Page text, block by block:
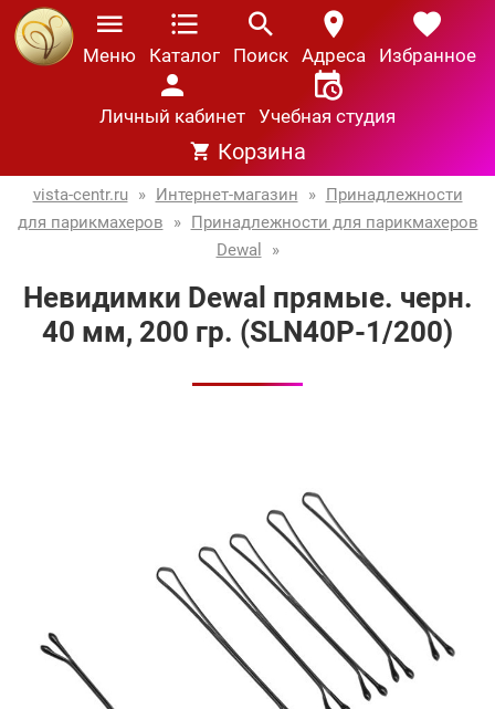
Меню Каталог Поиск Адреса Избранное
Личный кабинет Учебная студия
Корзина
vista-centr.ru » Интернет-магазин » Принадлежности
для парикмахеров
» Принадлежности для парикмахеров
Dewal
»
Невидимки Dewal прямые. черн.
40 мм, 200 гр. (SLN40P-1/200)